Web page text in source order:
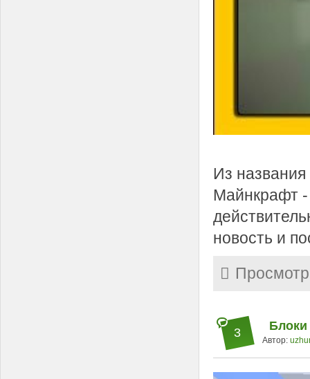
Из
Майнкрафт
новость и
3 Блоки
Автор: